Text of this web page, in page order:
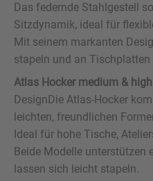
Amfi
Das federnde Stahlgestell
Sitzdynamik, ideal für
Mit seinem markanten
stapeln und an Tischplatten
Atlas Hocker medium & high
DesignDie Atlas-Hocker
leichten, freundlichen
Ideal für hohe Tische,
Beide Modelle unterstützen
lassen sich leicht stapeln.